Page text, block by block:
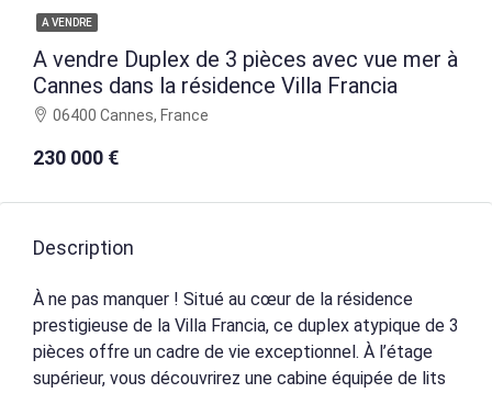
A VENDRE
A vendre Duplex de 3 pièces avec vue mer à
Cannes dans la résidence Villa Francia
06400 Cannes, France
230 000 €
Description
À ne pas manquer ! Situé au cœur de la résidence
prestigieuse de la Villa Francia, ce duplex atypique de 3
pièces offre un cadre de vie exceptionnel. À l’étage
supérieur, vous découvrirez une cabine équipée de lits